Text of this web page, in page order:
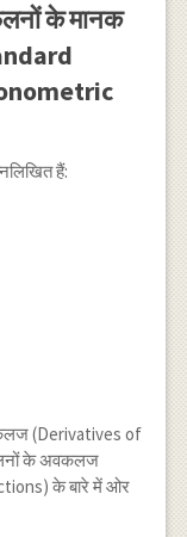
के मानक
हैं:
(Derivatives of
के अवकलज
के बारे में ओर